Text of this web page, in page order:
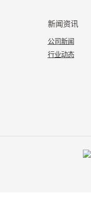
新闻资讯
公司新闻
行业动态